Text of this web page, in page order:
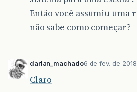
Então você assumiu uma
não sabe como começar?
darlan_machado6 de fev. de 2018
Claro